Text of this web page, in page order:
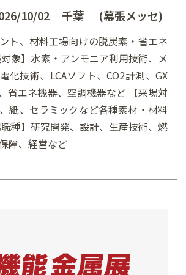
10/02 千葉 (幕張メッセ)
ト、材料工場向けの脱炭素・省エネ
象】水素・アンモニア利用技術、メ
化技術、LCAソフト、CO2計測、GX
省エネ機器、空調機器など 【来場対
紙、セラミックなど各種素材・材料
種】研究開発、設計、生産技術、燃
障、経営など